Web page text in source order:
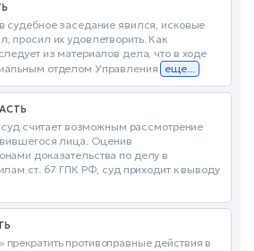
судебное заседание явился, исковые
просил их удовлетворить. Как
из материалов дела, что в ходе
отделом Управления еще...
считает возможным рассмотрение
лица. Оценив
доказательства по делу в
ст. 67 ГПК РФ, суд приходит к выводу
противоправные действия в